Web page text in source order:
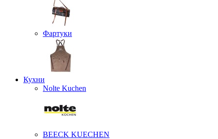
Фартуки
Кухни
Nolte Kuchen
BEECK KUECHEN